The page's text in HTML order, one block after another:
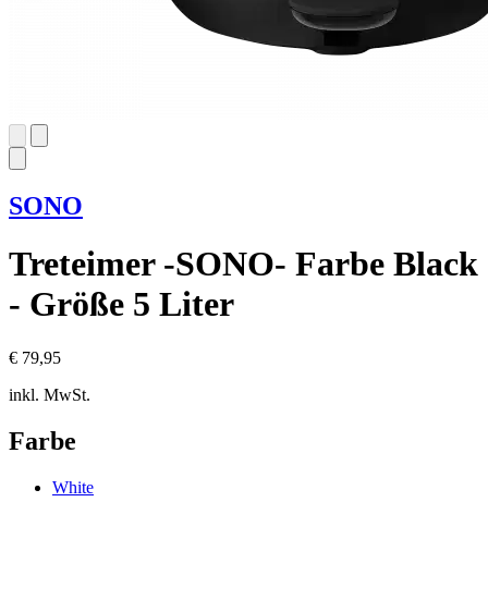
SONO
Treteimer -SONO- Farbe Black
- Größe 5 Liter
€ 79,95
inkl. MwSt.
Farbe
White